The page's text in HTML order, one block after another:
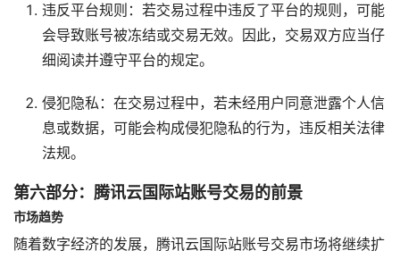
违反平台规则：若交易过程中违反了平台的规则，可能
会导致账号被冻结或交易无效。因此，交易双方应当仔
细阅读并遵守平台的规定。
侵犯隐私：在交易过程中，若未经用户同意泄露个人信
息或数据，可能会构成侵犯隐私的行为，违反相关法律
法规。
第六部分：腾讯云国际站账号交易的前景
市场趋势
随着数字经济的发展，腾讯云国际站账号交易市场将继续扩